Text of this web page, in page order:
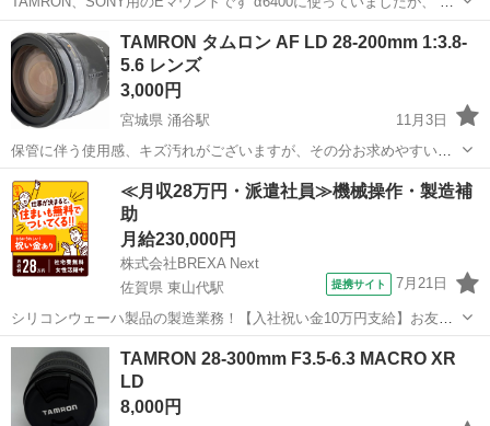
メラを買い替える為不要になります 3年ほど前に中古で購入、発表会
など数回の使用です 備品だと思いますが、側面やレンズキャップにス
レなどあります ...
大阪 枚方市
TAMRON タムロン AF LD 28-200mm 1:3.8-
5.6 レンズ
3,000円
宮城県 涌谷駅
11月3日
保管に伴う使用感、キズ汚れがございますが、その分お求めやすい金
額となっております。 全体的にホコリ、カビ、くもりがございます。
少しでも気にされる場合にはお控えください
宮城 遠田郡 涌谷駅 カメラ タムロン
≪月収28万円・派遣社員≫機械操作・製造補
助
月給230,000円
株式会社BREXA Next
佐賀県 東山代駅
提携サイト 7月21日
シリコンウェーハ製品の製造業務！【入社祝い金10万円支給】お友達
やカップルとの応募OK◎年間休日129日＆休出なしでプライベート充
実♪業務はクリーンルームで快適作業◎自社正社員登用制度あり★1食
300円～の格安食堂あり！《佐...
佐賀 伊万里市
TAMRON 28-300mm F3.5-6.3 MACRO XR
LD
8,000円